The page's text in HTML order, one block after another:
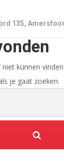
135,
kunnen
je gaat zoeken.